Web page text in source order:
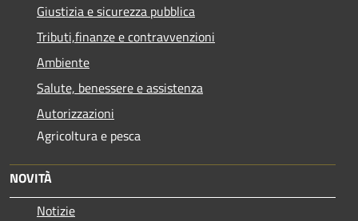
Giustizia e sicurezza pubblica
Tributi,finanze e contravvenzioni
Ambiente
Salute, benessere e assistenza
Autorizzazioni
Agricoltura e pesca
NOVITÀ
Notizie